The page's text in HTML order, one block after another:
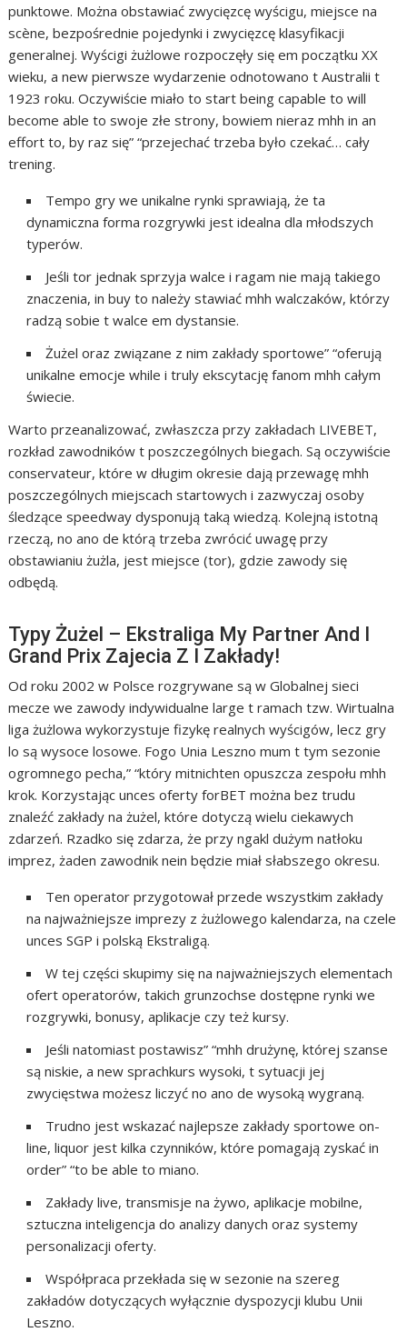
punktowe. Można obstawiać zwycięzcę wyścigu, miejsce na
scène, bezpośrednie pojedynki i zwycięzcę klasyfikacji
generalnej. Wyścigi żużlowe rozpoczęły się em początku XX
wieku, a new pierwsze wydarzenie odnotowano t Australii t
1923 roku. Oczywiście miało to start being capable to will
become able to swoje złe strony, bowiem nieraz mhh in an
effort to, by raz się” “przejechać trzeba było czekać… cały
trening.
Tempo gry we unikalne rynki sprawiają, że ta
dynamiczna forma rozgrywki jest idealna dla młodszych
typerów.
Jeśli tor jednak sprzyja walce i ragam nie mają takiego
znaczenia, in buy to należy stawiać mhh walczaków, którzy
radzą sobie t walce em dystansie.
Żużel oraz związane z nim zakłady sportowe” “oferują
unikalne emocje while i truly ekscytację fanom mhh całym
świecie.
Warto przeanalizować, zwłaszcza przy zakładach LIVEBET,
rozkład zawodników t poszczególnych biegach. Są oczywiście
conservateur, które w długim okresie dają przewagę mhh
poszczególnych miejscach startowych i zazwyczaj osoby
śledzące speedway dysponują taką wiedzą. Kolejną istotną
rzeczą, no ano de którą trzeba zwrócić uwagę przy
obstawianiu żużla, jest miejsce (tor), gdzie zawody się
odbędą.
Typy Żużel – Ekstraliga My Partner And I
Grand Prix Zajecia Z I Zakłady!
Od roku 2002 w Polsce rozgrywane są w Globalnej sieci
mecze we zawody indywidualne large t ramach tzw. Wirtualna
liga żużlowa wykorzystuje fizykę realnych wyścigów, lecz gry
lo są wysoce losowe. Fogo Unia Leszno mum t tym sezonie
ogromnego pecha,” “który mitnichten opuszcza zespołu mhh
krok. Korzystając unces oferty forBET można bez trudu
znaleźć zakłady na żużel, które dotyczą wielu ciekawych
zdarzeń. Rzadko się zdarza, że przy ngakl dużym natłoku
imprez, żaden zawodnik nein będzie miał słabszego okresu.
Ten operator przygotował przede wszystkim zakłady
na najważniejsze imprezy z żużlowego kalendarza, na czele
unces SGP i polską Ekstraligą.
W tej części skupimy się na najważniejszych elementach
ofert operatorów, takich grunzochse dostępne rynki we
rozgrywki, bonusy, aplikacje czy też kursy.
Jeśli natomiast postawisz” “mhh drużynę, której szanse
są niskie, a new sprachkurs wysoki, t sytuacji jej
zwycięstwa możesz liczyć no ano de wysoką wygraną.
Trudno jest wskazać najlepsze zakłady sportowe on-
line, liquor jest kilka czynników, które pomagają zyskać in
order” “to be able to miano.
Zakłady live, transmisje na żywo, aplikacje mobilne,
sztuczna inteligencja do analizy danych oraz systemy
personalizacji oferty.
Współpraca przekłada się w sezonie na szereg
zakładów dotyczących wyłącznie dyspozycji klubu Unii
Leszno.